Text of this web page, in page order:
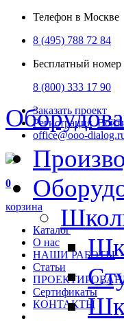
Телефон в Москве
8 (495) 788 72 84
Бесплатный номер
8 (800) 333 17 90
Заказать проект
Регистрация
office@ooo-
0
корзина
Каталог
О нас
НАШИ РАБОТЫ
Статьи
Сертификаты
КОНТАКТЫ